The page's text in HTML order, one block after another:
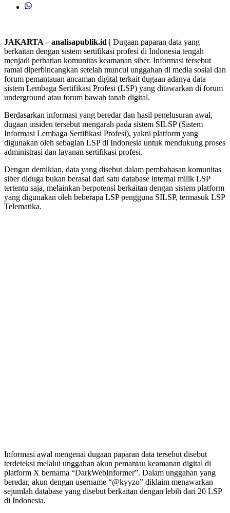
JAKARTA – analisapublik.id | Dugaan paparan data yang
berkaitan dengan sistem sertifikasi profesi di Indonesia tengah
menjadi perhatian komunitas keamanan siber. Informasi tersebut
ramai diperbincangkan setelah muncul unggahan di media sosial dan
forum pemantauan ancaman digital terkait dugaan adanya data
sistem Lembaga Sertifikasi Profesi (LSP) yang ditawarkan di forum
underground atau forum bawah tanah digital.
Berdasarkan informasi yang beredar dan hasil penelusuran awal,
dugaan insiden tersebut mengarah pada sistem SILSP (Sistem
Informasi Lembaga Sertifikasi Profesi), yakni platform yang
digunakan oleh sebagian LSP di Indonesia untuk mendukung proses
administrasi dan layanan sertifikasi profesi.
Dengan demikian, data yang disebut dalam pembahasan komunitas
siber diduga bukan berasal dari satu database internal milik LSP
tertentu saja, melainkan berpotensi berkaitan dengan sistem platform
yang digunakan oleh beberapa LSP pengguna SILSP, termasuk LSP
Telematika.
Informasi awal mengenai dugaan paparan data tersebut disebut
terdeteksi melalui unggahan akun pemantau keamanan digital di
platform X bernama “DarkWebInformer”. Dalam unggahan yang
beredar, akun dengan username “@kyyzo” diklaim menawarkan
sejumlah database yang disebut berkaitan dengan lebih dari 20 LSP
di Indonesia.